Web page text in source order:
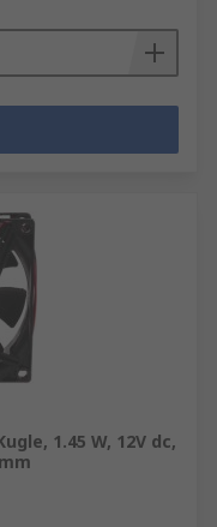
1.45 W, 12V dc,